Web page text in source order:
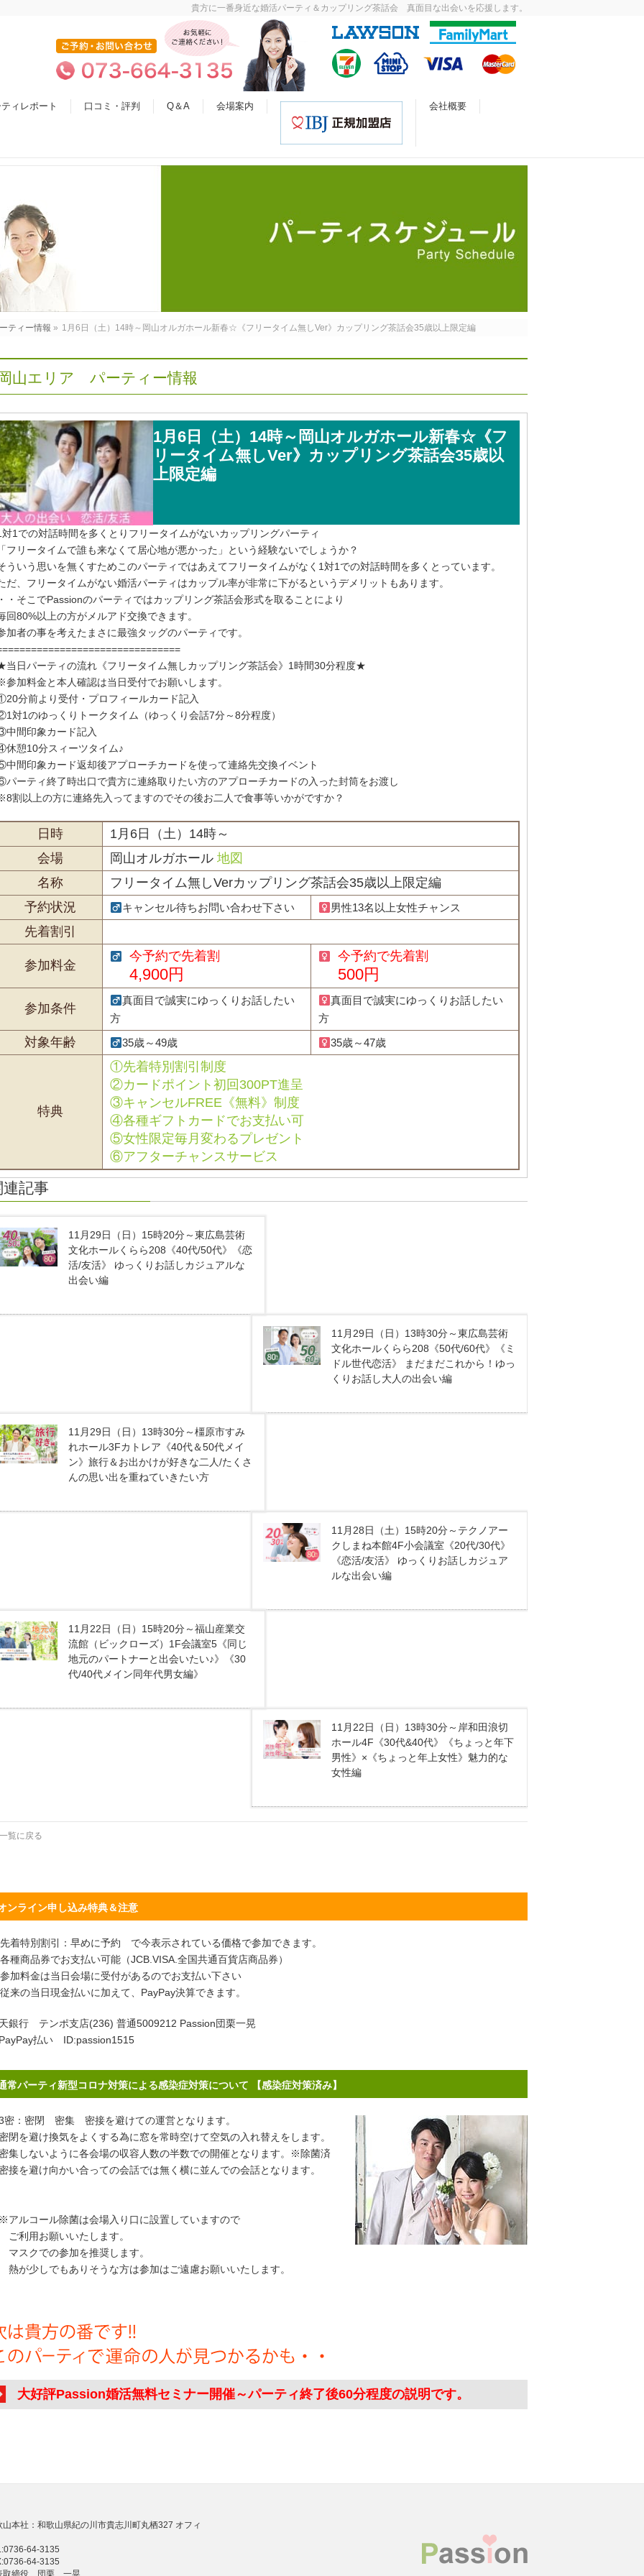
貴方に一番身近な婚活パーティ＆カップリング茶話会 真面目な出会いを応援します。
ィレポート 口コミ・評判 Q＆A 会場案内 会社概要
ティー情報 » 1月6日（土）14時～岡山オルガホール新春☆《フリータイム無しVer》カップリング茶話会35歳以上限定編
山エリア パーティー情報
1月6日（土）14時～岡山オルガホール新春☆《フ
リータイム無しVer》カップリング茶話会35歳以
上限定編
対1での対話時間を多くとりフリータイムがないカップリングパーティ
フリータイムで誰も来なくて居心地が悪かった」という経験ないでしょうか？
ういう思いを無くすためこのパーティではあえてフリータイムがなく1対1での対話時間を多くとっています。
だ、フリータイムがない婚活パーティはカップル率が非常に下がるというデメリットもあります。
・そこでPassionのパーティではカップリング茶話会形式を取ることにより
回80%以上の方がメルアド交換できます。
加者の事を考えたまさに最強タッグのパーティです。
当日パーティの流れ《フリータイム無しカップリング茶話会》1時間30分程度★
参加料金と本人確認は当日受付でお願いします。
分前より受付・プロフィールカード記入
対1のゆっくりトークタイム（ゆっくり会話7分～8分程度）
中間印象カード記入
休憩10分スィーツタイム♪
中間印象カード返却後アプローチカードを使って連絡先交換イベント
パーティ終了時出口で貴方に連絡取りたい方のアプローチカードの入った封筒をお渡し
割以上の方に連絡先入ってますのでその後お二人で食事等いかがですか？
日時
1月6日（土）14時～
会場
岡山オルガホール 地図
名称
フリータイム無しVerカップリング茶話会35歳以上限定編
予約状況
キャンセル待ちお問い合わせ下さい 男性13名以上女性チャンス
先着割引
参加料金
今予約で先着割
4,900円
今予約で先着割
500円
参加条件
真面目で誠実にゆっくりお話したい
方
真面目で誠実にゆっくりお話したい
方
対象年齢 35歳～49歳 35歳～47歳
特典
①先着特別割引制度
②カードポイント初回300PT進呈
③キャンセルFREE《無料》制度
④各種ギフトカードでお支払い可
⑤女性限定毎月変わるプレゼント
⑥アフターチャンスサービス
連記事
11月29日（日）15時20分～東広島芸術
文化ホールくらら208《40代/50代》《恋
活/友活》 ゆっくりお話しカジュアルな
出会い編
11月29日（日）13時30分～東広島芸術
文化ホールくらら208《50代/60代》《ミ
ドル世代恋活》 まだまだこれから！ゆっ
くりお話し大人の出会い編
11月29日（日）13時30分～橿原市すみ
れホール3Fカトレア《40代＆50代メイ
ン》旅行＆お出かけが好きな二人/たくさ
んの思い出を重ねていきたい方
11月28日（土）15時20分～テクノアー
クしまね本館4F小会議室《20代/30代》
《恋活/友活》 ゆっくりお話しカジュア
ルな出会い編
11月22日（日）15時20分～福山産業交
流館（ビックローズ）1F会議室5《同じ
地元のパートナーと出会いたい♪》《30
代/40代メイン同年代男女編》
11月22日（日）13時30分～岸和田浪切
ホール4F《30代&40代》《ちょっと年下
男性》×《ちょっと年上女性》魅力的な
女性編
覧に戻る
ンライン申し込み特典＆注意
着特別割引：早めに予約 で今表示されている価格で参加できます。
種商品券でお支払い可能（JCB.VISA.全国共通百貨店商品券）
加料金は当日会場に受付があるのでお支払い下さい
来の当日現金払いに加えて、PayPay決算できます。
銀行 テンポ支店(236) 普通5009212 Passion団栗一晃
払い ID:passion1515
常パーティ新型コロナ対策による感染症対策について 【感染症対策済み】
：密閉 密集 密接を避けての運営となります。
を避け換気をよくする為に窓を常時空けて空気の入れ替えをします。
しないように各会場の収容人数の半数での開催となります。※除菌済
を避け向かい合っての会話では無く横に並んでの会話となります。
ルコール除菌は会場入り口に設置していますので
用お願いいたします。
クでの参加を推奨します。
少しでもありそうな方は参加はご遠慮お願いいたします。
大好評Passion婚活無料セミナー開催～パーティ終了後60分程度の説明です。
山本社：和歌山県紀の川市貴志川町丸栖327 オフィ
64-3135
64-3135